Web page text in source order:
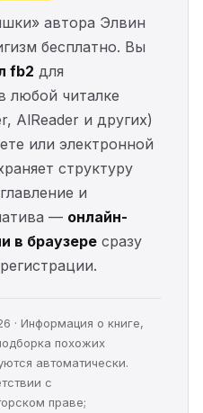
автора Элвин
бесплатно. Вы
fb2 для
любой читалке
AlReader и других)
или электронной
структуру
и
— онлайн-
в браузере сразу
· Информация о книге,
похожих
автоматически.
с
праве;